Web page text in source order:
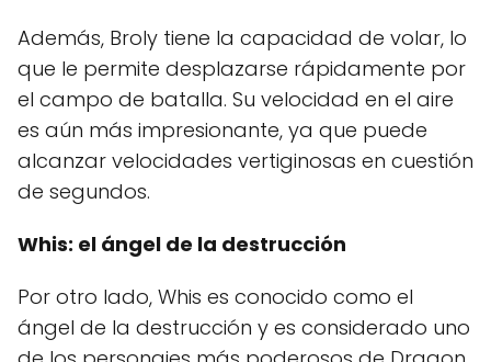
Además, Broly tiene la capacidad de volar, lo
que le permite desplazarse rápidamente por
el campo de batalla. Su velocidad en el aire
es aún más impresionante, ya que puede
alcanzar velocidades vertiginosas en cuestión
de segundos.
Whis: el ángel de la destrucción
Por otro lado, Whis es conocido como el
ángel de la destrucción y es considerado uno